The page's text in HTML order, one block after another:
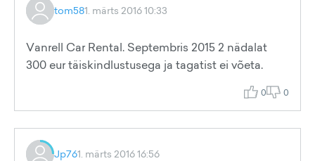
tom581. märts 2016 10:33
Vanrell Car Rental. Septembris 2015 2 nädalat
300 eur täiskindlustusega ja tagatist ei võeta.
0 0
Jp761. märts 2016 16:56